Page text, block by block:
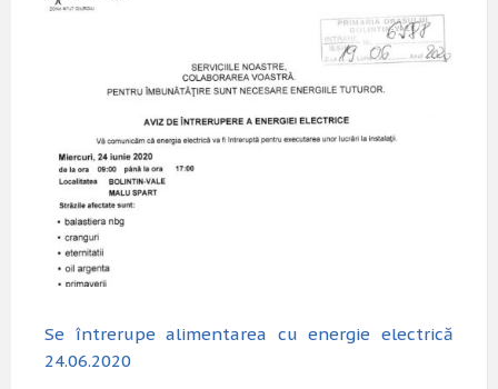
Se întrerupe alimentarea cu energie electrică
24.06.2020